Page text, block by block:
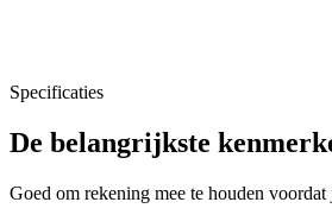
Specificaties
De belangrijkste
Goed om rekening mee te houden voordat